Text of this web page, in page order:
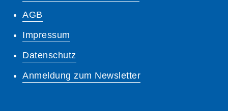
AGB
Impressum
Datenschutz
Anmeldung zum Newsletter